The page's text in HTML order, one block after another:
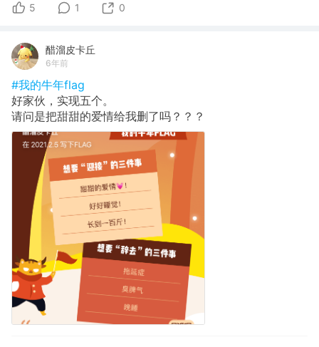
5 1 0
醋溜皮卡丘
6年前
#我的牛年flag
好家伙，实现五个。
请问是把甜甜的爱情给我删了吗？？？